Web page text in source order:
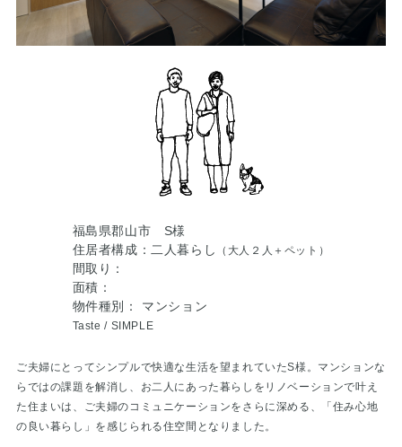
福島県郡山市 S様
住居者構成：二人暮らし
（大人２人＋ペット）
間取り：
面積：
物件種別： マンション
Taste / SIMPLE
ご夫婦にとってシンプルで快適な生活を望まれていたS様。マンションな
らではの課題を解消し、お二人にあった暮らしをリノベーションで叶え
た住まいは、ご夫婦のコミュニケーションをさらに深める、「住み心地
の良い暮らし」を感じられる住空間となりました。